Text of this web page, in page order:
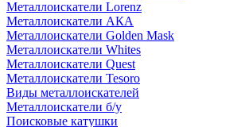
Металлоискатели Lorenz
Металлоискатели АКА
Металлоискатели Golden Mask
Металлоискатели Whites
Металлоискатели Quest
Металлоискатели Tesoro
Виды металлоискателей
Металлоискатели б/у
Поисковые катушки